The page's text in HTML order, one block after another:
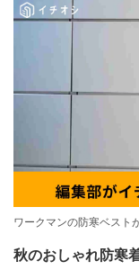
ワークマンの防寒ベスト
秋のおしゃれ防寒